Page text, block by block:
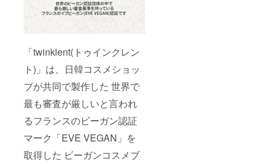
「twinklent(トゥインクレン
ト)」は、日韓コスメショッ
プが共同で製作した 世界で
最も審査が厳しいと言われ
るフランスのビーガン認証
マーク「EVE VEGAN」を
取得した ビーガンコスメブ